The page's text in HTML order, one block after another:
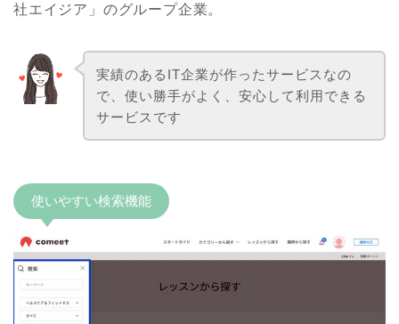
社エイジア」のグループ企業。
実績のあるIT企業が作ったサービスなの
で、使い勝手がよく、安心して利用できる
サービスです
使いやすい検索機能